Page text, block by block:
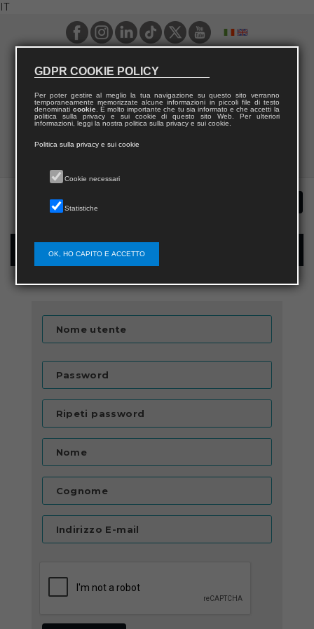
IT
Registrazione nuovo utente per acquisti sul sito
Nome utente
Password
Ripeti password
Nome
Cognome
Indirizzo E-mail
GDPR COOKIE POLICY
Per poter gestire al meglio la tua navigazione su questo sito verranno
temporaneamente memorizzate alcune informazioni in piccoli file di testo
denominati cookie. È molto importante che tu sia informato e che accetti la
politica sulla privacy e sui cookie di questo sito Web. Per ulteriori
informazioni, leggi la nostra politica sulla privacy e sui cookie.
Politica sulla privacy e sui cookie
Cookie necessari
Statistiche
OK, HO CAPITO E ACCETTO